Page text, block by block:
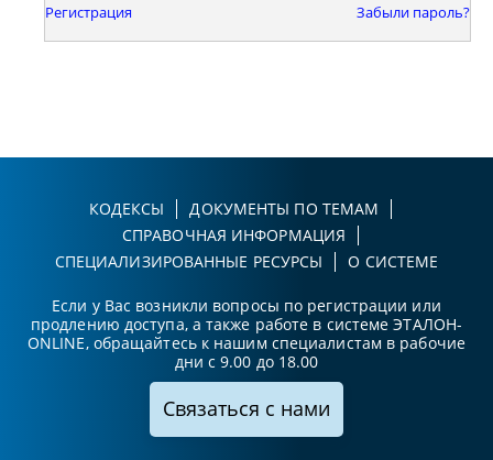
Регистрация Забыли пароль?
КОДЕКСЫ
ДОКУМЕНТЫ ПО ТЕМАМ
СПРАВОЧНАЯ ИНФОРМАЦИЯ
СПЕЦИАЛИЗИРОВАННЫЕ РЕСУРСЫ
О СИСТЕМЕ
Если у Вас возникли вопросы по регистрации или
продлению доступа, а также работе в системе ЭТАЛОН-
ONLINE, обращайтесь к нашим специалистам в рабочие
дни с 9.00 до 18.00
Связаться с нами